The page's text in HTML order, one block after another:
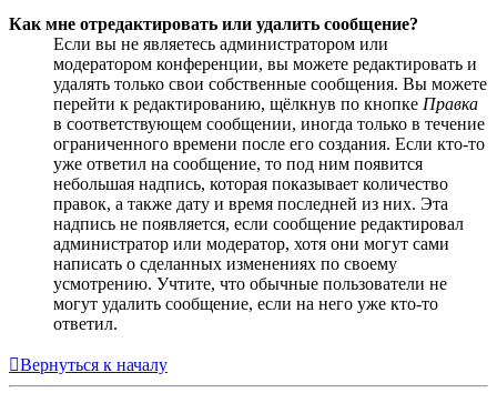
Как мне отредактировать или удалить сообщение?
Если вы не являетесь администратором или
модератором конференции, вы можете редактировать и
удалять только свои собственные сообщения. Вы можете
перейти к редактированию, щёлкнув по кнопке Правка
в соответствующем сообщении, иногда только в течение
ограниченного времени после его создания. Если кто-то
уже ответил на сообщение, то под ним появится
небольшая надпись, которая показывает количество
правок, а также дату и время последней из них. Эта
надпись не появляется, если сообщение редактировал
администратор или модератор, хотя они могут сами
написать о сделанных изменениях по своему
усмотрению. Учтите, что обычные пользователи не
могут удалить сообщение, если на него уже кто-то
ответил.
Вернуться к началу